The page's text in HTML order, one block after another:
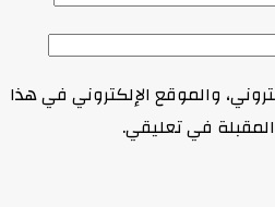
والموقع الإلكتروني في هذا
في تعليقي.